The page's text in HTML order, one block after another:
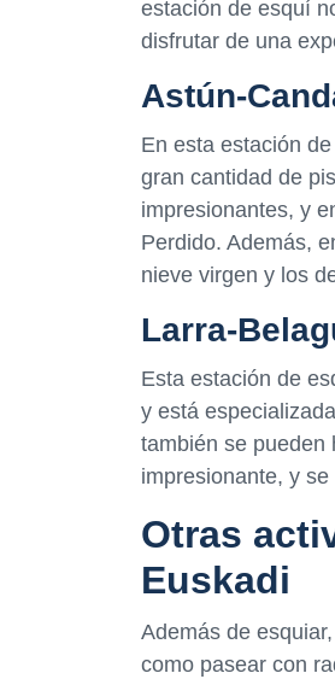
estación de esquí
disfrutar de una
Astún-
En esta estación
gran cantidad de
impresionantes, y
Perdido. Además,
nieve virgen y los
Larra-
Esta estación de
y está
también se pueden
impresionante, y
Otras
Euskadi
Además de
como pasear con